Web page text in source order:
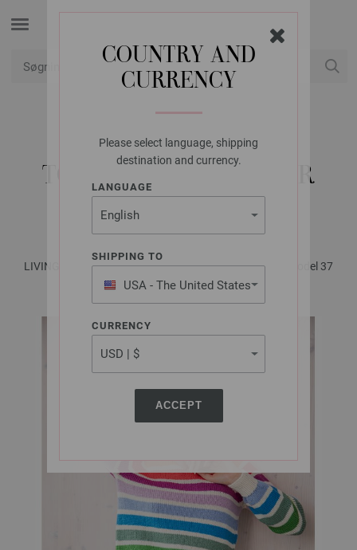
COUNTRY AND
CURRENCY
Please select language, shipping
destination and currency.
LANGUAGE
SHIPPING TO
USA - The United States
of America
CURRENCY
ACCEPT
FILATI STUDIO
TOP DOWN PULLOVER
MERINO MISCELA
LIVING No. 1 - Magasin (DE) + Strikkeopskrifter (DK) | Model 37